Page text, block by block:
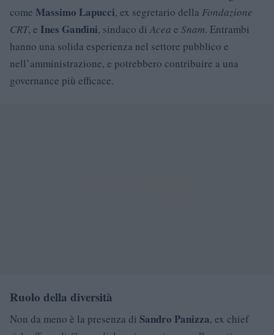
come Massimo Lapucci, ex segretario della Fondazione
CRT, e Ines Gandini, sindaco diAcea e Snam. Entrambi
hanno una solida esperienza nel settore pubblico e
nell’amministrazione, e potrebbero contribuire a una
governance più efficace.
Ruolo della diversità
Non da meno è la presenza di Sandro Panizza, ex chief